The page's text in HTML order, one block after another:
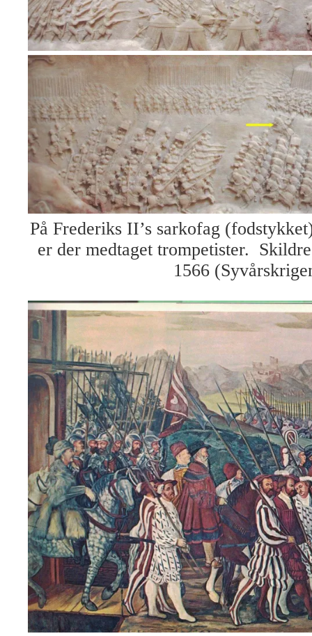
På Frederiks II’s sarkofag
er der medtaget trompetister.
1566